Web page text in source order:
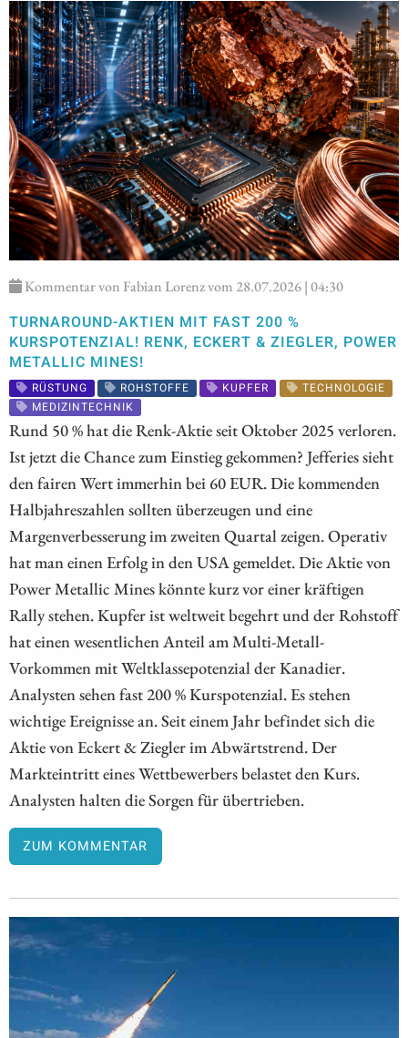
Kommentar von Fabian Lorenz vom 28.07.2026 | 04:30
TURNAROUND-AKTIEN MIT FAST 200 %
KURSPOTENZIAL! RENK, ECKERT & ZIEGLER, POWER
METALLIC MINES!
RÜSTUNG ROHSTOFFE KUPFER
TECHNOLOGIE
MEDIZINTECHNIK
Rund 50 % hat die Renk-Aktie seit Oktober 2025 verloren.
Ist jetzt die Chance zum Einstieg gekommen? Jefferies sieht
den fairen Wert immerhin bei 60 EUR. Die kommenden
Halbjahreszahlen sollten überzeugen und eine
Margenverbesserung im zweiten Quartal zeigen. Operativ
hat man einen Erfolg in den USA gemeldet. Die Aktie von
Power Metallic Mines könnte kurz vor einer kräftigen
Rally stehen. Kupfer ist weltweit begehrt und der Rohstoff
hat einen wesentlichen Anteil am Multi-Metall-
Vorkommen mit Weltklassepotenzial der Kanadier.
Analysten sehen fast 200 % Kurspotenzial. Es stehen
wichtige Ereignisse an. Seit einem Jahr befindet sich die
Aktie von Eckert & Ziegler im Abwärtstrend. Der
Markteintritt eines Wettbewerbers belastet den Kurs.
Analysten halten die Sorgen für übertrieben.
ZUM KOMMENTAR